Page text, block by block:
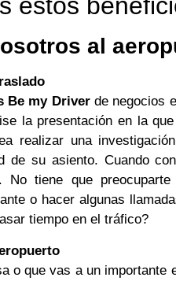
estos
al
Be my Driverde negocios
la presentación en la
realizar una
de su asiento. Cuando
No tiene que
o hacer algunas
tiempo en el tráfico?
o que vas a un